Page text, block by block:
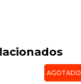
AGOTADO